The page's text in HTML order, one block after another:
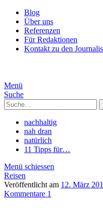
Blog
Über uns
Referenzen
Für Redaktionen
Kontakt zu den
Menü
Suche
Suche
nachhaltig
nah dran
natürlich
11 Tipps für…
Menü schiessen
Reisen
Veröffentlicht am 12. März
Kommentare 1